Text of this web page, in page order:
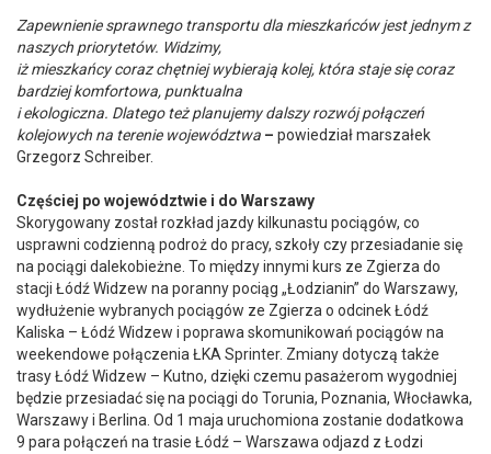
Zapewnienie sprawnego transportu dla mieszkańców jest jednym z
naszych priorytetów. Widzimy,
iż mieszkańcy coraz chętniej wybierają kolej, która staje się coraz
bardziej komfortowa, punktualna
i ekologiczna. Dlatego też planujemy dalszy rozwój połączeń
kolejowych na terenie województwa – powiedział marszałek
Grzegorz Schreiber.
Częściej po województwie i do Warszawy
Skorygowany został rozkład jazdy kilkunastu pociągów, co
usprawni codzienną podroż do pracy, szkoły czy przesiadanie się
na pociągi dalekobieżne. To między innymi kurs ze Zgierza do
stacji Łódź Widzew na poranny pociąg „Łodzianin” do Warszawy,
wydłużenie wybranych pociągów ze Zgierza o odcinek Łódź
Kaliska – Łódź Widzew i poprawa skomunikowań pociągów na
weekendowe połączenia ŁKA Sprinter. Zmiany dotyczą także
trasy Łódź Widzew – Kutno, dzięki czemu pasażerom wygodniej
będzie przesiadać się na pociągi do Torunia, Poznania, Włocławka,
Warszawy i Berlina. Od 1 maja uruchomiona zostanie dodatkowa
9 para połączeń na trasie Łódź – Warszawa odjazd z Łodzi